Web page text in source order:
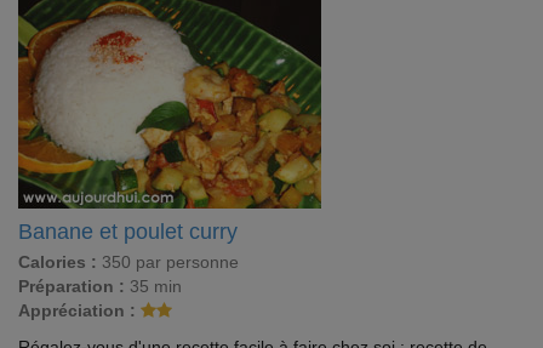
Banane et poulet curry
Calories : 350 par personne
Préparation : 35 min
Appréciation :